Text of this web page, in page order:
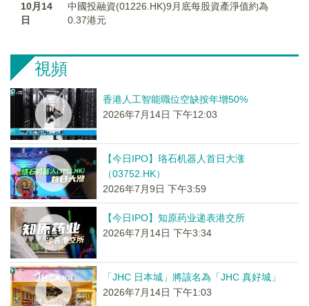
10月14
日
中國投融資(01226.HK)9月底每股資產淨值約為
0.37港元
視頻
香港人工智能職位空缺按年增50%
2026年7月14日 下午12:03
【今日IPO】珞石机器人首日大涨
（03752.HK）
2026年7月9日 下午3:59
【今日IPO】知原药业递表港交所
2026年7月14日 下午3:34
「JHC 日本城」將該名為「JHC 真好城」
2026年7月14日 下午1:03